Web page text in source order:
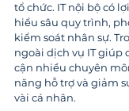
tổ chức. IT nội bộ có
hiểu sâu quy trình,
kiểm soát nhân sự.
ngoài dịch vụ IT giúp
cận nhiều chuyên
năng hỗ trợ và giảm
vài cá nhân.